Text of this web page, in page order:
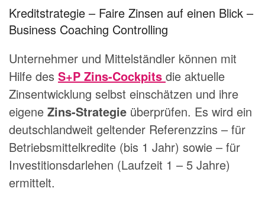
Kreditstrategie – Faire Zinsen auf einen Blick –
Business Coaching Controlling
Unternehmer und Mittelständler können mit
Hilfe des S+P Zins-Cockpits die aktuelle
Zinsentwicklung selbst einschätzen und ihre
eigene Zins-Strategie überprüfen. Es wird ein
deutschlandweit geltender Referenzzins – für
Betriebsmittelkredite (bis 1 Jahr) sowie – für
Investitionsdarlehen (Laufzeit 1 – 5 Jahre)
ermittelt.